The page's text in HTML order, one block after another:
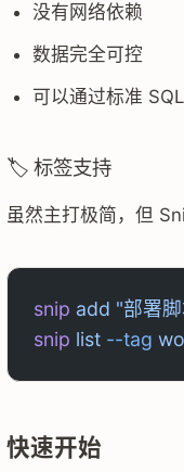
没有网络依赖
数据完全可控
可以通过标准
🏷️ 标签支持
虽然主打极简，但
snip add "部署
snip list --tag
快速开始